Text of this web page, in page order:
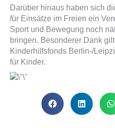
Darüber hinaus haben sich
für Einsätze im Freien ein
Sport und Bewegung noch
bringen. Besonderer Dank
Kinderhilfsfonds Berlin-/
für Kinder.